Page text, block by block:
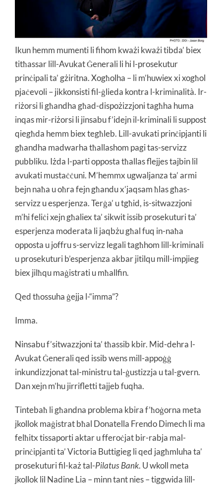
Ikun hemm mumenti li fihom kważi kważi tibda’ biex
titħassar lill-Avukat Ġenerali li hi l-prosekutur
prinċipali ta’ gżiritna. Xogħolha – li m’huwiex xi xogħol
pjaċevoli – jikkonsisti fil-ġlieda kontra l-kriminalità. Ir-
riżorsi li għandha għad-dispożizzjoni tagħha huma
inqas mir-riżorsi li jinsabu f’idejn il-kriminali li suppost
qiegħda hemm biex tegħleb. Lill-avukati prinċipjanti li
għandha madwarha tħallashom pagi tas-servizz
pubbliku. Iżda l-parti opposta tħallas flejjes tajbin lil
avukati mustaċċuni. M’hemmx ugwaljanza ta’ armi
bejn naħa u oħra fejn għandu x’jaqsam ħlas għas-
servizz u esperjenza. Terġa’ u tgħid, is-sitwazzjoni
m’hi feliċi xejn għaliex ta’ sikwit issib prosekuturi ta’
esperjenza moderata li jaqbżu għal fuq in-naħa
opposta u joffru s-servizz legali tagħhom lill-kriminali
u prosekuturi b’esperjenza akbar jitilqu mill-impjieg
biex jilħqu maġistrati u mħallfin.
Qed tħossuha ġejja l-“imma”?
Imma.
Ninsabu f’sitwazzjoni ta’ tħassib kbir. Mid-dehra l-
Avukat Ġenerali qed issib wens mill-appoġġ
inkundizzjonat tal-ministru tal-ġustizzja u tal-gvern.
Dan xejn m’hu jirrifletti tajjeb fuqha.
Tintebaħ li għandna problema kbira f’ħoġorna meta
jkollok maġistrat bħal Donatella Frendo Dimech li ma
felħitx tissaporti aktar u fferoċjat bir-rabja mal-
prinċipjanti ta’ Victoria Buttigieg li qed jagħmluha ta’
prosekuturi fil-każ tal-Pilatus Bank. U wkoll meta
jkollok lil Nadine Lia – minn tant nies – tiggwida lill-